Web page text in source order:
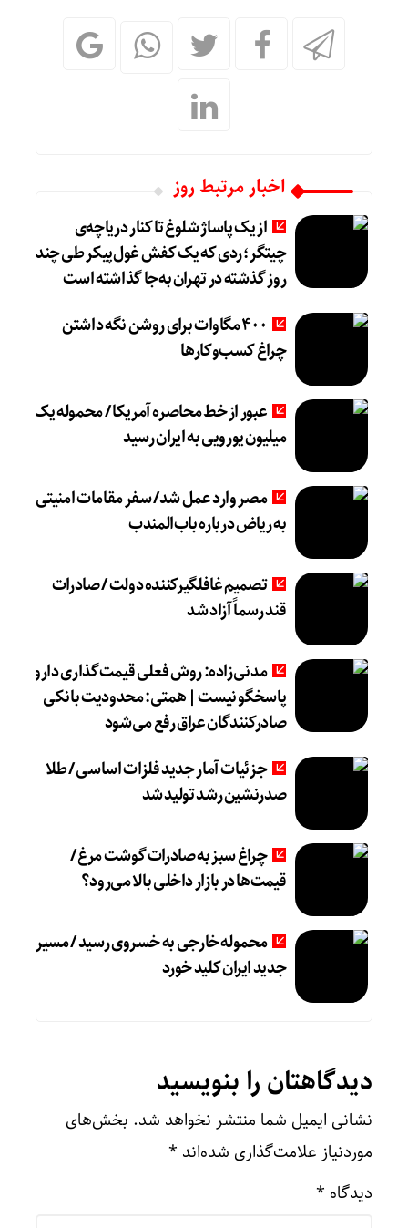
اخبار مرتبط روز
از یک پاساژ شلوغ تا کنار دریاچه‌ی
چیتگر؛ ردی که یک کفش غول‌پیکر طی چند
روز گذشته در تهران به‌جا گذاشته است
۴۰۰ مگاوات برای روشن نگه داشتن
چراغ کسب‌وکار‌ها
عبور از خط محاصره آمریکا / محموله یک
میلیون یورویی به ایران رسید
مصر وارد عمل شد/ سفر مقامات امنیتی
به ریاض درباره باب‌المندب
تصمیم غافلگیرکننده دولت / صادرات
قند رسماً آزاد شد
مدنی‌زاده: روش فعلی قیمت‌گذاری دارو
پاسخگو نیست | همتی: محدودیت بانکی
صادرکنندگان عراق رفع می‌شود
جزئیات آمار جدید فلزات اساسی / طلا
صدرنشین رشد تولید شد
چراغ سبز به صادرات گوشت مرغ /
قیمت‌ها در بازار داخلی بالا می‌رود؟
محموله خارجی به خسروی رسید / مسیر
جدید ایران کلید خورد
دیدگاهتان را بنویسید
نشانی ایمیل شما منتشر نخواهد شد. بخش‌های
موردنیاز علامت‌گذاری شده‌اند *
دیدگاه *